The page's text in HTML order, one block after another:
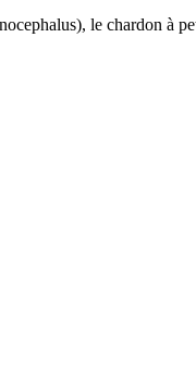
), le chardon à